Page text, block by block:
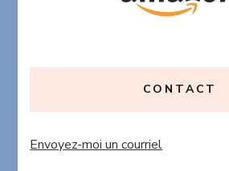
CONTACT
Envoyez-moi un courriel